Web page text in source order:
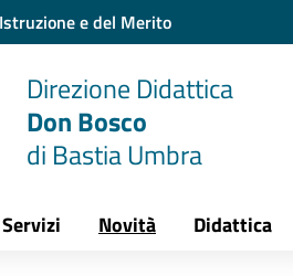
e del Merito
Direzione Didattica
Don Bosco
di Bastia Umbra
Servizi Novità Didattica